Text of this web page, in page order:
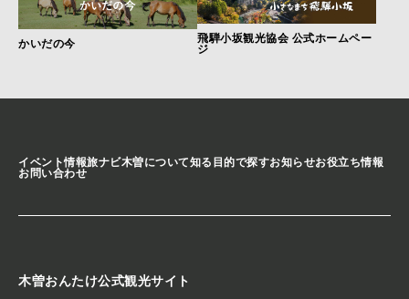
かいだの今
飛騨小坂観光協会 公式ホームペー
ジ
イベント情報旅ナビ木曽について知る 目的で探すお知らせお役立ち情報
お問い合わせ
木曽おんたけ公式観光サイト